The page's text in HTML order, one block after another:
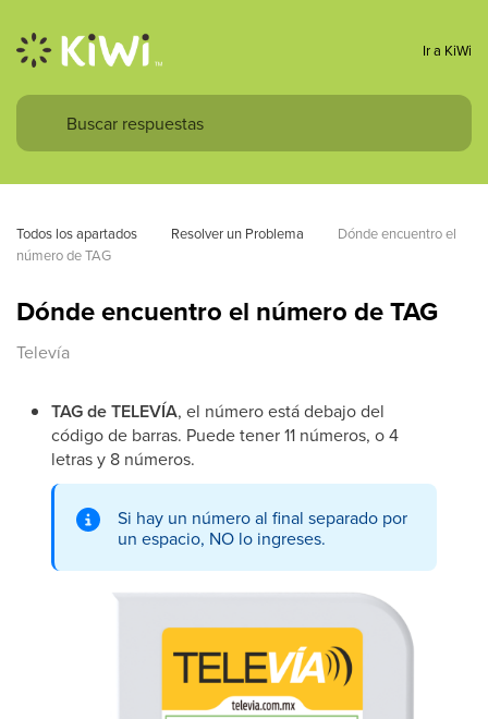
Ir a KiWi
Todos los apartados Resolver un Problema
Dónde encuentro el
número de TAG
Dónde encuentro el número de TAG
Televía
TAG de TELEVÍA, el número está debajo del
código de barras. Puede tener 11 números, o 4
letras y 8 números.
Si hay un número al final separado por
un espacio, NO lo ingreses.